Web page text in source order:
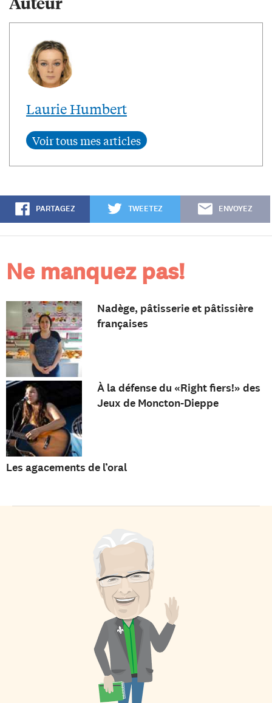
Laurie Humbert
PARTAGEZ TWEETEZ ENVOYEZ
Ne manquez pas!
Nadège, pâtisserie et pâtissière
françaises
À la défense du «Right fiers!» des
Jeux de Moncton-Dieppe
Les agacements de l’oral